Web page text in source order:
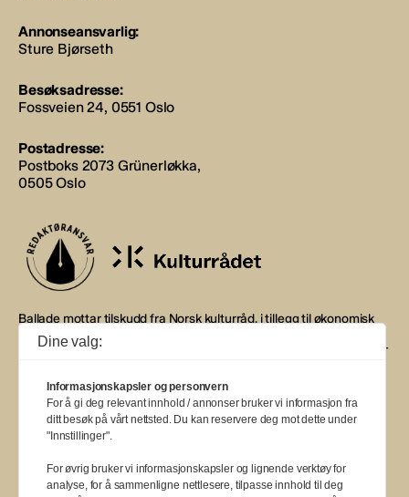
Annonseansvarlig:
Sture Bjørseth
Besøksadresse:
Fossveien 24, 0551 Oslo
Postadresse:
Postboks 2073 Grünerløkka,
0505 Oslo
Ballade mottar tilskudd fra Norsk kulturråd, i tillegg til økonomisk
støtte fra eierne NOPA, Norsk komponistforening og
Musikkforleggerne. Ballade drives etter Redaktør- og Vær Varsom-
BALLADE — NORGES MUSIKKMAGASIN
Dine valg:
Informasjonskapsler og personvern
For å gi deg relevant innhold / annonser bruker vi informasjon fra
ditt besøk på vårt nettsted. Du kan reservere deg mot dette under
"Innstillinger".
For øvrig bruker vi informasjonskapsler og lignende verktøy for
analyse, for å sammenligne nettlesere, tilpasse innhold til deg